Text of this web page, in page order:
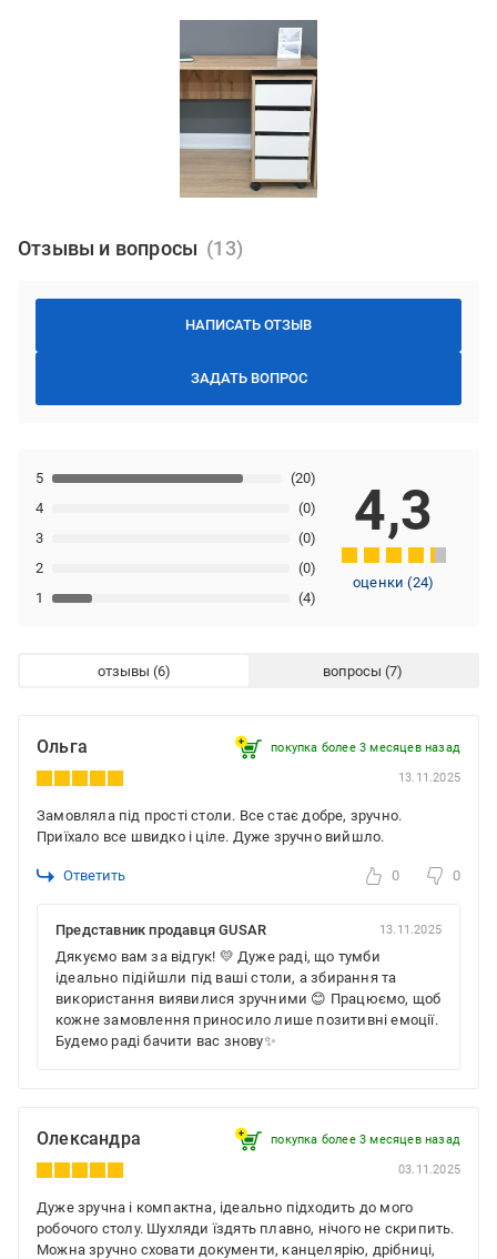
Отзывы и вопросы
НАПИСАТЬ ОТЗЫВ
ЗАДАТЬ ВОПРОС
1 (4)
2 (0)
3 (0)
4 (0)
5 (20)
4,3
оценки(24)
отзывы вопросы
Ольга покупка более 3 месяцев назад
13.11.2025
Замовляла під прості столи. Все стає добре, зручно.
Приїхало все швидко і ціле. Дуже зручно вийшло.
Ответить 0 0
Представник продавця GUSAR 13.11.2025
Дякуємо вам за відгук! 💛 Дуже раді, що тумби
ідеально підійшли під ваші столи, а збирання та
використання виявилися зручними 😊 Працюємо, щоб
кожне замовлення приносило лише позитивні емоції.
Будемо раді бачити вас знову✨
Олександра покупка более 3 месяцев назад
03.11.2025
Дуже зручна і компактна, ідеально підходить до мого
робочого столу. Шухляди їздять плавно, нічого не скрипить.
Можна зручно сховати документи, канцелярію, дрібниці,